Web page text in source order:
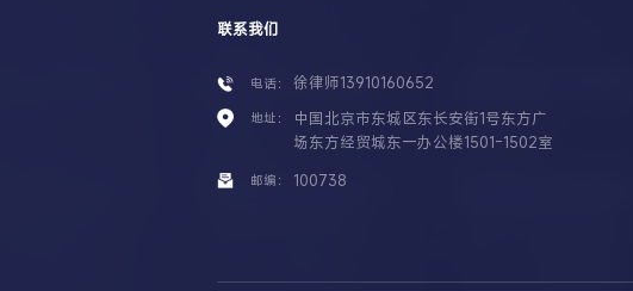
联系我们
电话： 徐律师13910160652
地址：
中国北京市东城区东长安街1号东方广
场东方经贸城东一办公楼1501-1502室
邮编： 100738